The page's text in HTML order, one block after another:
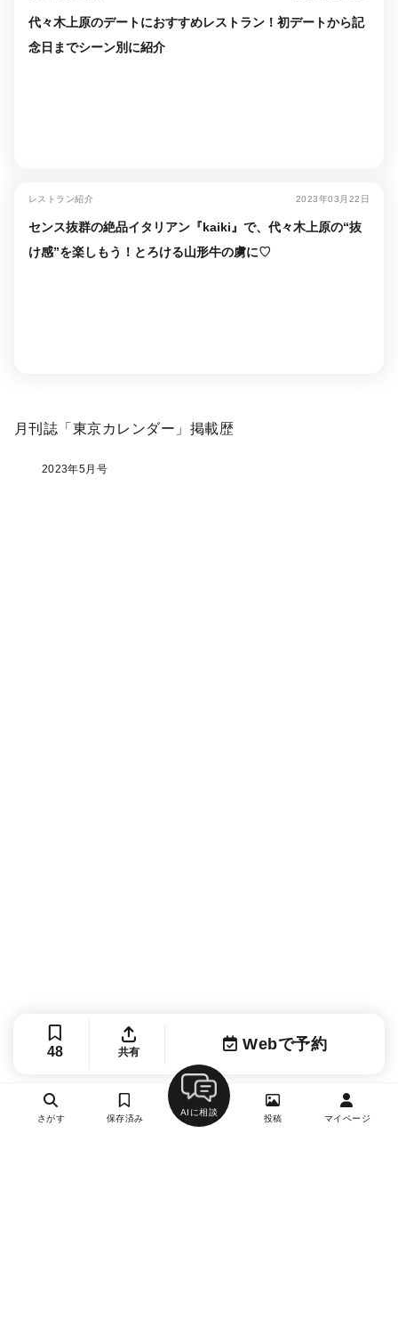
代々木上原のデートにおすすめレストラン！初デートから記
念日までシーン別に紹介
レストラン紹介 2023年03月22日
センス抜群の絶品イタリアン『kaiki』で、代々木上原の“抜
け感”を楽しもう！とろける山形牛の虜に♡
月刊誌「東京カレンダー」掲載歴
2023年5月号
48 共有 Webで予約
さがす 保存済み
AIに相談
投稿 マイページ